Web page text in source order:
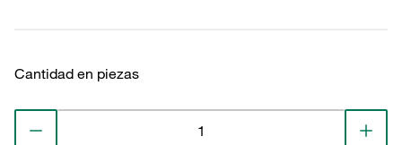
Cantidad en piezas